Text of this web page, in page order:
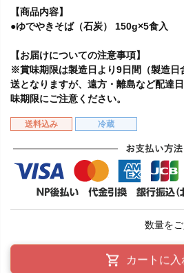
【商品内容】
●ゆでやきそば（石炭） 150g×5食入
【お届けについての注意事項】
※賞味期限は製造日より9日間（製造日
送となりますが、遠方・離島など配達
味期限にご注意ください。
送料込み 冷蔵
カートに入